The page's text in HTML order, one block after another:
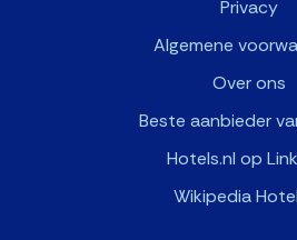
Privacy
Algemene
Over ons
Beste aanbieder
Hotels.nl op
Wikipedia